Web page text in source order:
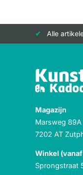
Alle
Magazijn
Marsweg 89A
7202 AT
Winkel
Sprongstraat